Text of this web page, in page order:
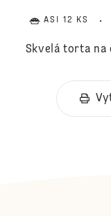
ASI 12 KS
Skvelá torta na